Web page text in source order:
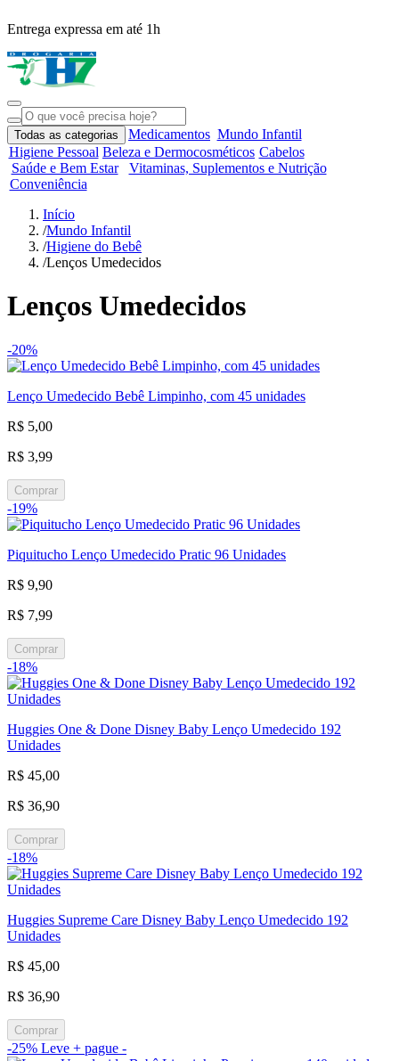
Entrega expressa em até 1h
Todas as categorias Medicamentos Mundo Infantil
Higiene Pessoal Beleza e Dermocosméticos Cabelos
Saúde e Bem Estar
Vitaminas, Suplementos e Nutrição
Conveniência
Início
/Mundo Infantil
/Higiene do Bebê
/Lenços Umedecidos
Lenços Umedecidos
-20%
Lenço Umedecido Bebê Limpinho, com 45 unidades
R$ 5,00
R$ 3,99
Comprar
-19%
Piquitucho Lenço Umedecido Pratic 96 Unidades
R$ 9,90
R$ 7,99
Comprar
-18%
Huggies One & Done Disney Baby Lenço Umedecido 192
Unidades
R$ 45,00
R$ 36,90
Comprar
-18%
Huggies Supreme Care Disney Baby Lenço Umedecido 192
Unidades
R$ 45,00
R$ 36,90
Comprar
-25% Leve + pague -